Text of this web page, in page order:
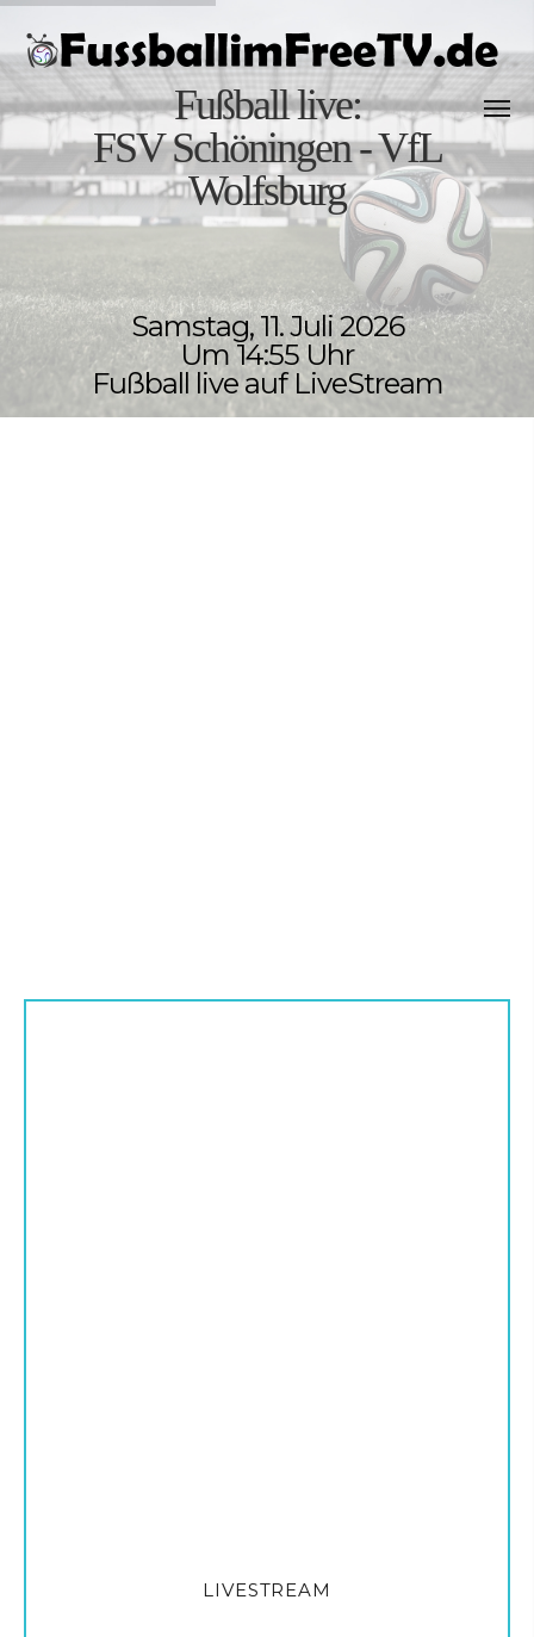
Fußball live:
FSV Schöningen - VfL
Wolfsburg
Samstag, 11. Juli 2026
Um 14:55 Uhr
Fußball live auf LiveStream
LIVESTREAM